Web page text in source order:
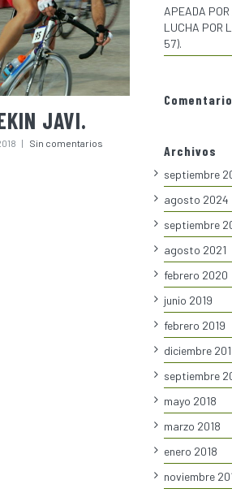
JAVI.
| Sin comentarios
APEADA
LUCHA POR
57).
Archivos
septiembre
agosto 2024
septiembre
agosto 2021
febrero 2020
junio 2019
febrero 2019
diciembre
septiembre
mayo 2018
marzo 2018
enero 2018
noviembre